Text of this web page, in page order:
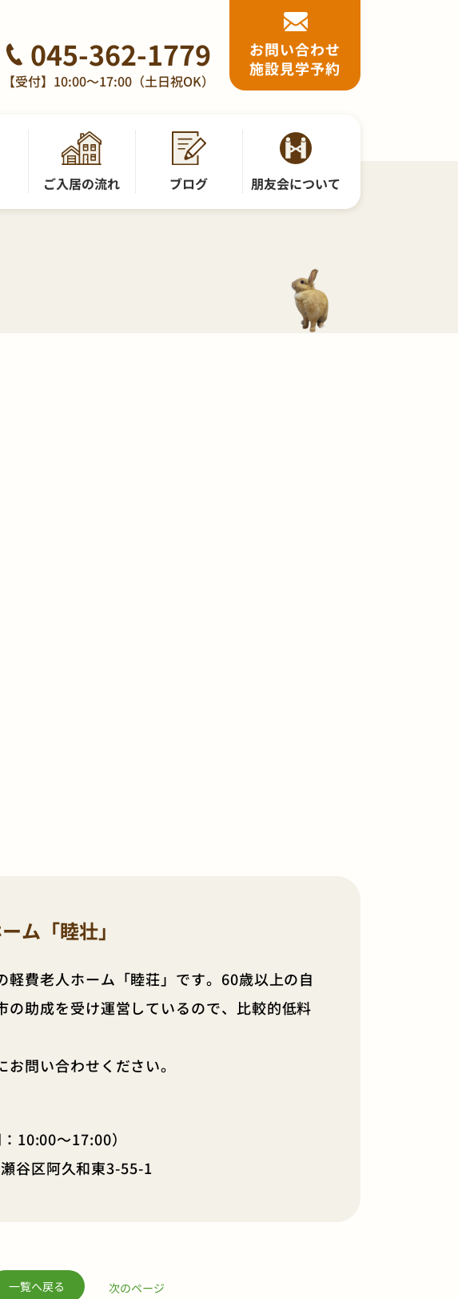
045-362-1779
【受付】10:00～17:00（土日祝OK）
お問い合わせ
施設見学予約
ご入居の流れ ブログ 朋友会について
ム「睦壮」
費老人ホーム「睦荘」です。60歳以上の自
の助成を受け運営しているので、比較的低料
問い合わせください。
：10:00～17:00）
谷区阿久和東3-55-1
一覧へ戻る 次のページ